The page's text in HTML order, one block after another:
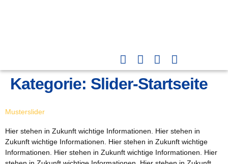
Kategorie: Slider-Startseite
Musterslider
Hier stehen in Zukunft wichtige Informationen. Hier stehen in
Zukunft wichtige Informationen. Hier stehen in Zukunft wichtige
Informationen. Hier stehen in Zukunft wichtige Informationen. Hier